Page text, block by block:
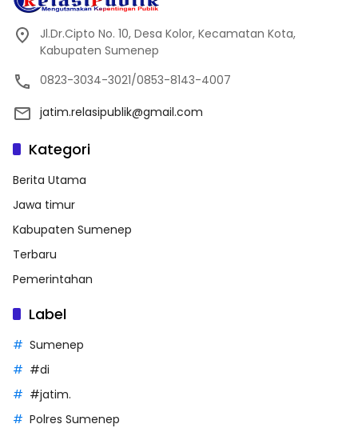
Jl.Dr.Cipto No. 10, Desa Kolor, Kecamatan Kota,
Kabupaten Sumenep
0823-3034-3021/0853-8143-4007
jatim.relasipublik@gmail.com
Kategori
Berita Utama
Jawa timur
Kabupaten Sumenep
Terbaru
Pemerintahan
Label
Sumenep
#di
#jatim.
Polres Sumenep